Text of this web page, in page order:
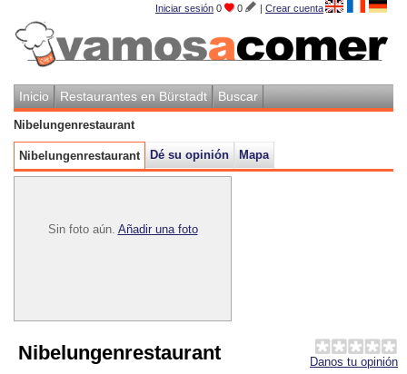
Iniciar sesión 0 0 | Crear cuenta
Inicio Restaurantes en Bürstadt Buscar
Nibelungenrestaurant
Nibelungenrestaurant Dé su opinión Mapa
Sin foto aún. Añadir una foto
Danos tu opinión
Nibelungenrestaurant